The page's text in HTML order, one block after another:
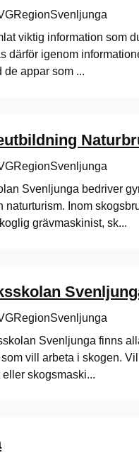
viktig information som
därför igenom
de appar som ...
Svenljunga bedriver
naturturism. Inom
grävmaskinist, sk...
Svenljunga finns
vill arbeta i skogen.
skogsmaski...